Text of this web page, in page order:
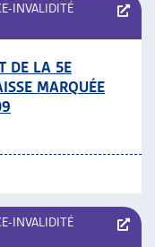
INVALIDITÉ
DE LA 5E
MARQUÉE
INVALIDITÉ